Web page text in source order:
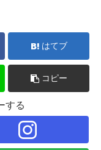
はてブ
コピー
する